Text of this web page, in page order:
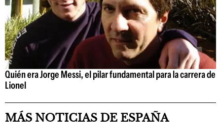
Quién era Jorge Messi, el pilar fundamental para la carrera de
Lionel
MÁS NOTICIAS DE ESPAÑA